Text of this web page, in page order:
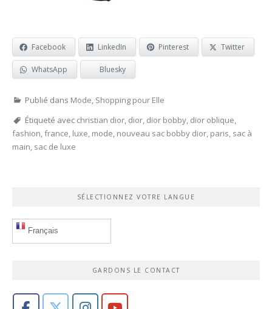
Facebook LinkedIn Pinterest Twitter
WhatsApp Bluesky
Publié dans Mode, Shopping pour Elle
Étiqueté avec christian dior, dior, dior bobby, dior oblique,
fashion,france, luxe, mode, nouveau sac bobby dior, paris, sac à
main, sac de luxe
SÉLECTIONNEZ VOTRE LANGUE
Français
GARDONS LE CONTACT